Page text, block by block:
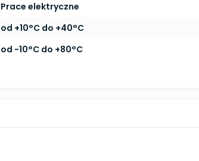
Prace elektryczne
od +10°C do +40°C
od -10°C do +80°C